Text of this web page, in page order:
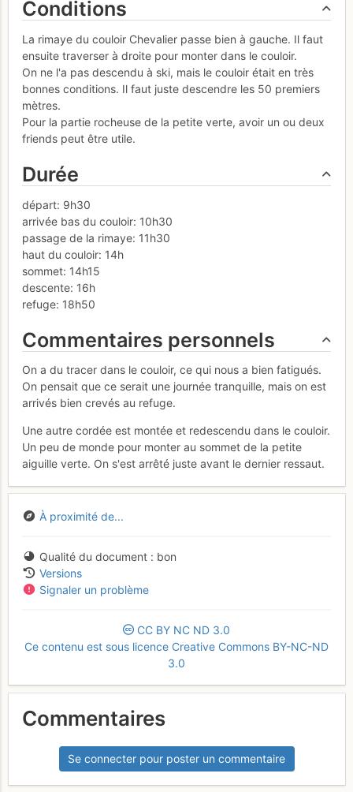
Conditions
La rimaye du couloir Chevalier passe bien à gauche. Il faut
ensuite traverser à droite pour monter dans le couloir.
On ne l'a pas descendu à ski, mais le couloir était en très
bonnes conditions. Il faut juste descendre les 50 premiers
mètres.
Pour la partie rocheuse de la petite verte, avoir un ou deux
friends peut être utile.
Durée
départ: 9h30
arrivée bas du couloir: 10h30
passage de la rimaye: 11h30
haut du couloir: 14h
sommet: 14h15
descente: 16h
refuge: 18h50
Commentaires personnels
On a du tracer dans le couloir, ce qui nous a bien fatigués.
On pensait que ce serait une journée tranquille, mais on est
arrivés bien crevés au refuge.
Une autre cordée est montée et redescendu dans le couloir.
Un peu de monde pour monter au sommet de la petite
aiguille verte. On s'est arrêté juste avant le dernier ressaut.
À proximité de...
Qualité du document
bon
Versions
Signaler un problème
CC BY NC ND 3.0
Ce contenu est sous licence Creative Commons BY-NC-ND
3.0
Commentaires
Se connecter pour poster un commentaire